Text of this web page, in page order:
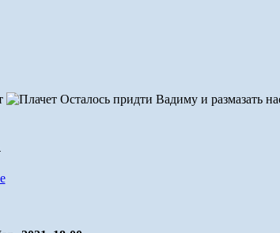
Осталось придти Вадиму и размазать